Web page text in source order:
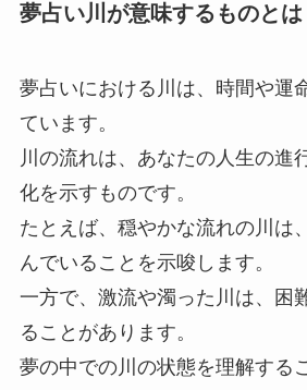
夢占い川が意味するものとは
夢占いにおける川は、時間や運
ています。
川の流れは、あなたの人生の進
化を示すものです。
たとえば、穏やかな流れの川は
んでいることを示唆します。
一方で、激流や濁った川は、困
ることがあります。
夢の中での川の状態を理解する